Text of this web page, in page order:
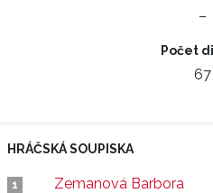
–
Počet
67
HRÁČSKÁ SOUPISKA
1 Zemanová Barbora